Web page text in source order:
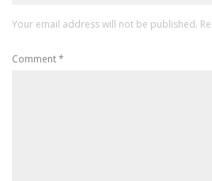
Your email address will not be published.
Comment*